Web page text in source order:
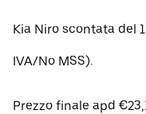
Kia Niro scontata del
IVA/No MSS).
Prezzo finale apd